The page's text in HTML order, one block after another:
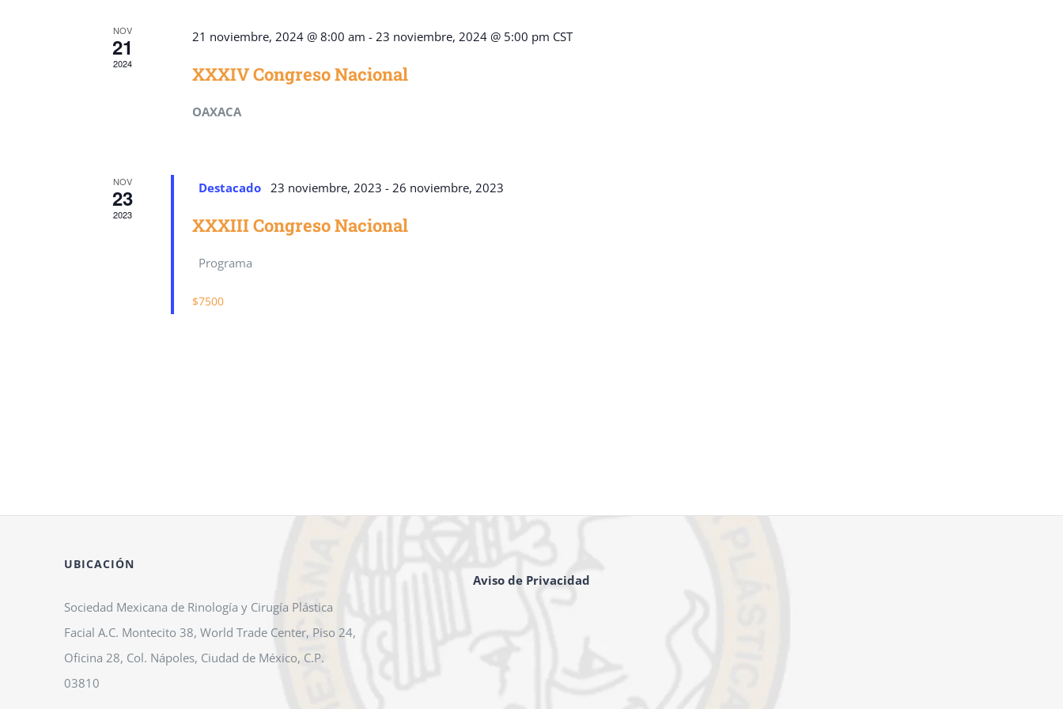
NOV
21
2024
21 noviembre, 2024 @ 8:00 am -23 noviembre, 2024 @ 5:00 pm CST
XXXIV Congreso Nacional
OAXACA
NOV
23
2023
Destacado 23 noviembre, 2023 -26 noviembre, 2023
XXXIII Congreso Nacional
Programa
$7500
UBICACIÓN
Sociedad Mexicana de Rinología y Cirugía Plástica
Facial A.C. Montecito 38, World Trade Center, Piso 24,
Oficina 28, Col. Nápoles, Ciudad de México, C.P.
03810
Aviso de Privacidad